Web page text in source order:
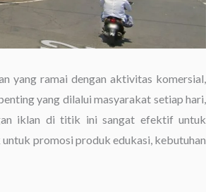
yang ramai dengan aktivitas komersial,
yang dilalui masyarakat setiap hari,
iklan di titik ini sangat efektif untuk
untuk promosi produk edukasi, kebutuhan